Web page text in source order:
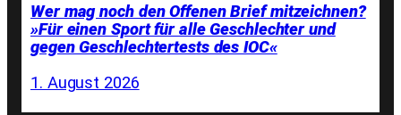
Wer mag noch den Offenen Brief mitzeichnen?
»Für einen Sport für alle Geschlechter und
gegen Geschlechtertests des IOC«
1. August 2026